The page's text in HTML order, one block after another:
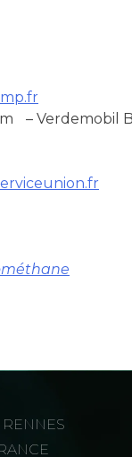
– Verdemobil